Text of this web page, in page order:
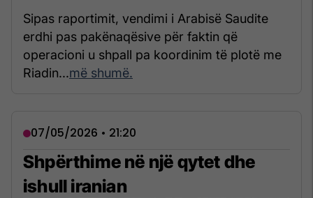
Sipas raportimit, vendimi i Arabisë Saudite
erdhi pas pakënaqësive për faktin që
operacioni u shpall pa koordinim të plotë me
Riadin...më shumë.
07/05/2026 • 21:20
Shpërthime në një qytet dhe
ishull iranian